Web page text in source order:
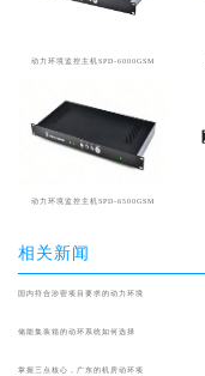
动力环境监控主机SPD-6000GSM
动力环境监控主机SPD-6500GSM
相关新闻
国内符合涉密项目要求的动力环境
储能集装箱的动环系统如何选择
掌握三点核心，广东的机房动环项